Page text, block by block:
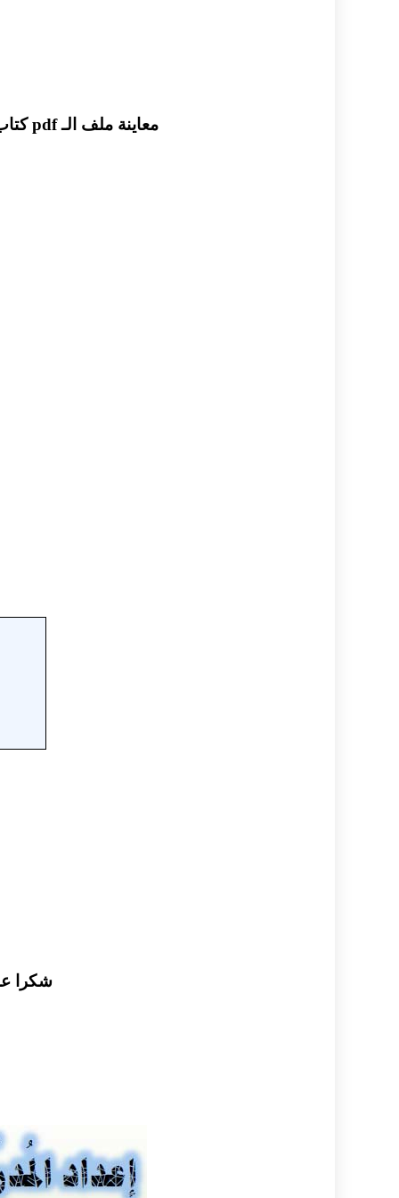
معاينة ملف الـ pdf كتاب سر النجاح في اللغة العربية للثالث الثانوي العلمي والأدبي - عماد العيسى بكالوريا
شكرا